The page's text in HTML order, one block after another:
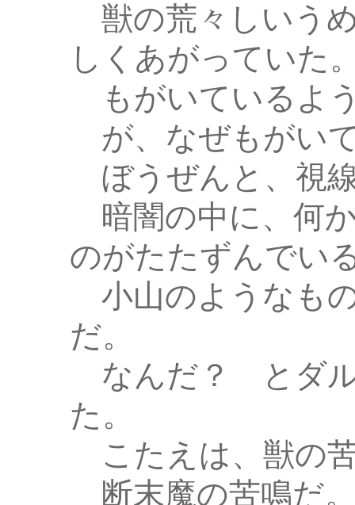
獣の荒々しいう
しくあがっていた
もがいているよ
が、なぜもがい
ぼうぜんと、視
暗闇の中に、何
のがたたずんでい
小山のようなも
だ。
なんだ？ とダル
た。
こたえは、獣の
断末魔の苦鳴だ